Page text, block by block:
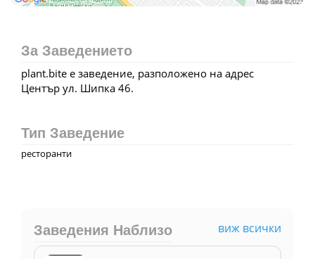
За Заведението
plant.bite е заведение, разположено на адрес
Център ул. Шипка 46.
Тип Заведение
ресторанти
Заведения Наблизо виж всички